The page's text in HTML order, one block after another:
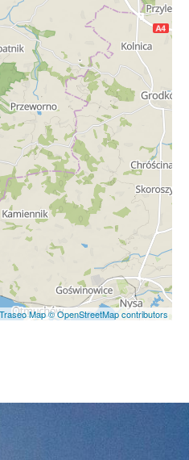
Map© OpenStreetMap contributors